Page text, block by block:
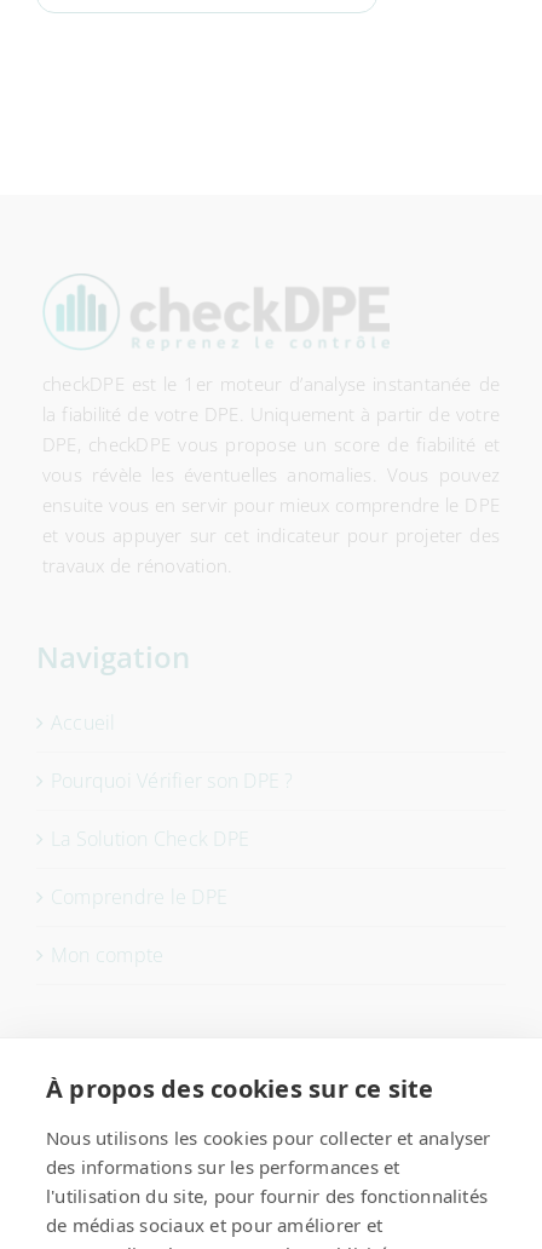
À propos des cookies sur ce site
Nous utilisons les cookies pour collecter et analyser
des informations sur les performances et
l'utilisation du site, pour fournir des fonctionnalités
de médias sociaux et pour améliorer et
checkDPE est le 1er moteur d’analyse instantanée de
la fiabilité de votre DPE. Uniquement à partir de votre
DPE, checkDPE vous propose un score de fiabilité et
vous révèle les éventuelles anomalies. Vous pouvez
ensuite vous en servir pour mieux comprendre le DPE
et vous appuyer sur cet indicateur pour projeter des
travaux de rénovation.
Navigation
Accueil
Pourquoi Vérifier son DPE ?
La Solution Check DPE
Comprendre le DPE
Mon compte
checkDPE
Formulaire de contact